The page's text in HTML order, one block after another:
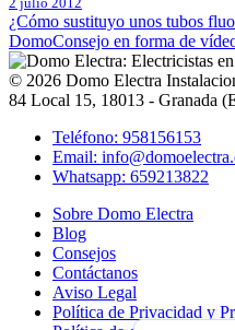
¿Cómo sustituyo unos tubos
DomoConsejo en forma de
© 2026 Domo Electra
84 Local 15, 18013 - Granada (
Teléfono: 958156153
Email:
Whatsapp: 659213822
Sobre Domo Electra
Blog
Consejos
Contáctanos
Aviso Legal
Política de Privacidad y